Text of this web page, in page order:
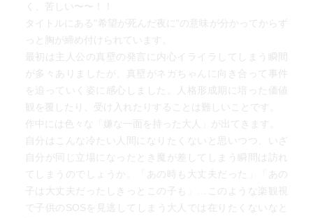
く、苦しい〜〜！！
タイトルにある"希望が死んだ夜に"の意味が分かってからず
っと胸が締め付けられています。
最初は主人公の真壁の発言に内心イライラしてしまう瞬間
が多々ありましたが、真壁がネガちゃんに向き合って事件
を追っていく姿に感心しました。人格形成期に培った価値
観を覆したり、受け入れたりすることは難しいことです。
作中には色々な「嫌な一面を持った大人」が出てきます。
自分はこんな冷たい人間になりたくないと思いつつ、いざ
自分が同じ立場になったとき魔が差してしまう瞬間は訪れ
てしまうのでしょうか。「あの時も大丈夫だった」「あの
子は大丈夫だったしきっとこの子も」…このような楽観視
で子供のSOSを見逃してしまう大人では在りたくないなと